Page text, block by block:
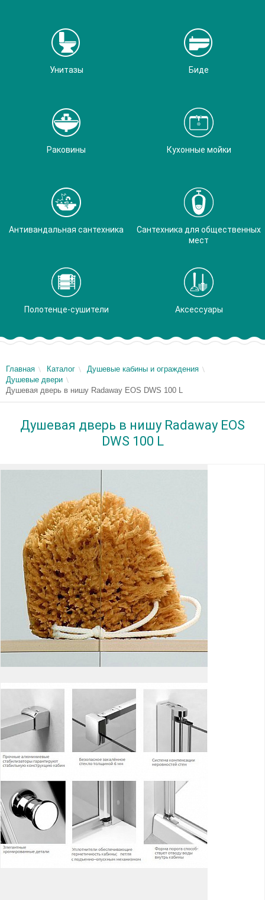
Унитазы Биде
Раковины Кухонные мойки
Антивандальная сантехника
Сантехника для общественных
мест
Полотенце-сушители Аксессуары
Главная Каталог
Душевые кабины и ограждения
Душевые двери
Душевая дверь в нишу Radaway EOS DWS 100 L
Душевая дверь в нишу Radaway EOS
DWS 100 L